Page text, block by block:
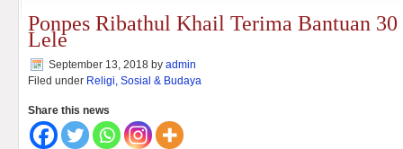
Ponpes Ribathul Khail Terima Bantuan
Lele
September 13, 2018 by admin
Filed under Religi, Sosial & Budaya
Share this news